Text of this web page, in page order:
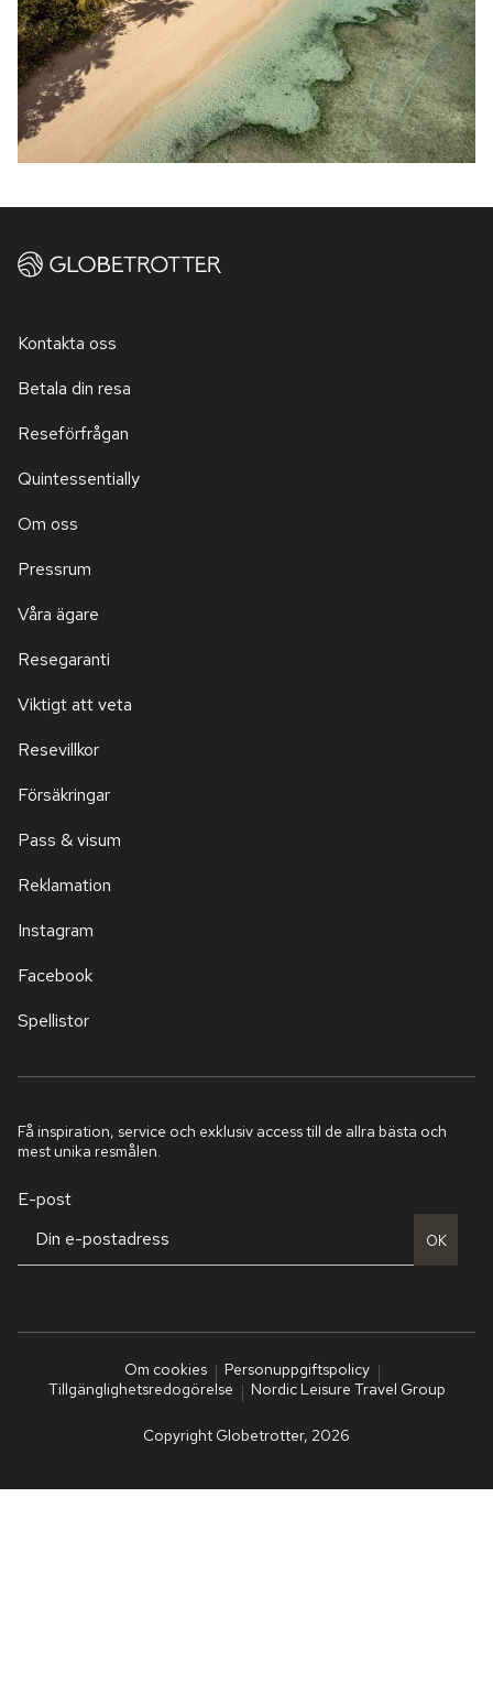
Kontakta oss
Betala din resa
Reseförfrågan
Quintessentially
Om oss
Pressrum
Våra ägare
Resegaranti
Viktigt att veta
Resevillkor
Försäkringar
Pass & visum
Reklamation
Instagram
Facebook
Spellistor
Få inspiration, service och exklusiv access till de allra bästa och
mest unika resmålen.
E-post
OK
Om cookies
Personuppgiftspolicy
Tillgänglighetsredogörelse
Nordic Leisure Travel Group
Copyright Globetrotter, 2026